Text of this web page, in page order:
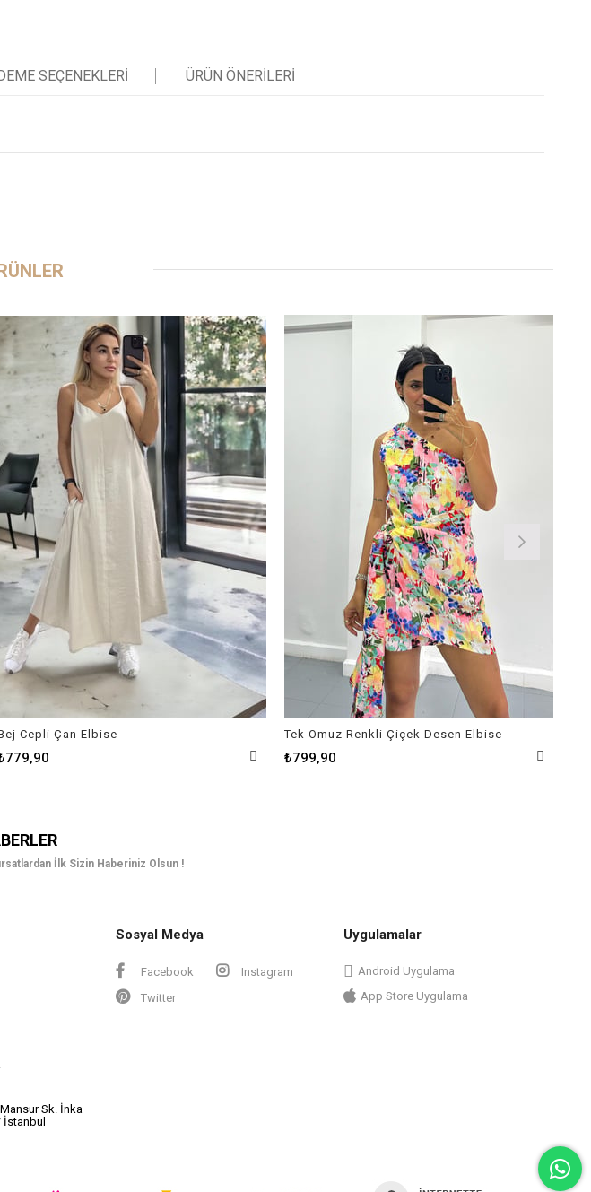
SEÇENEKLERI ÜRÜN ÖNERILERI
Cepli Çan Elbise Tek Omuz Renkli Çiçek Desen Elbise
₺799,90
İlk Sizin Haberiniz Olsun !
Mansur Sk. İnka
İstanbul
Sosyal Medya
Facebook
Instagram
Twitter
Uygulamalar
Android Uygulama
App Store Uygulama